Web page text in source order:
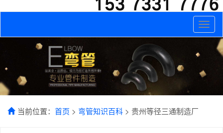
Toggle
当前位置： 首页 > 弯管知识百科 > 贵州等径三通制造厂